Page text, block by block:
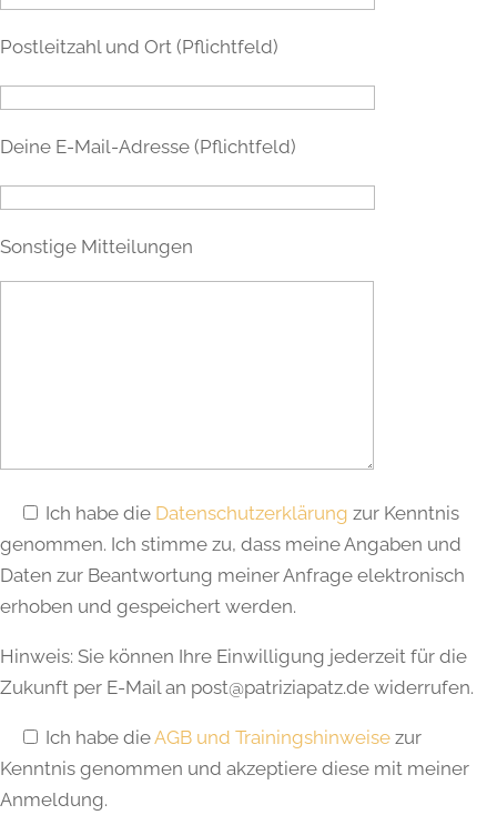
Postleitzahl und Ort (Pflichtfeld)
Deine E-Mail-Adresse (Pflichtfeld)
Sonstige Mitteilungen
Ich habe die Datenschutzerklärung zur Kenntnis
genommen. Ich stimme zu, dass meine Angaben und
Daten zur Beantwortung meiner Anfrage elektronisch
erhoben und gespeichert werden.
Hinweis: Sie können Ihre Einwilligung jederzeit für die
Zukunft per E-Mail an post@patriziapatz.de widerrufen.
Ich habe dieAGB und Trainingshinweise zur
Kenntnis genommen und akzeptiere diese mit meiner
Anmeldung.